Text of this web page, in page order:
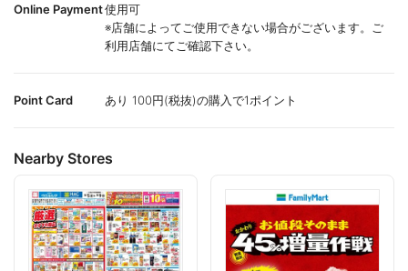
Online Payment使用可
※店舗によってご使用できない場合がございます。ご
利用店舗にてご確認下さい。
Point Card あり 100円(税抜)の購入で1ポイント
Nearby Stores